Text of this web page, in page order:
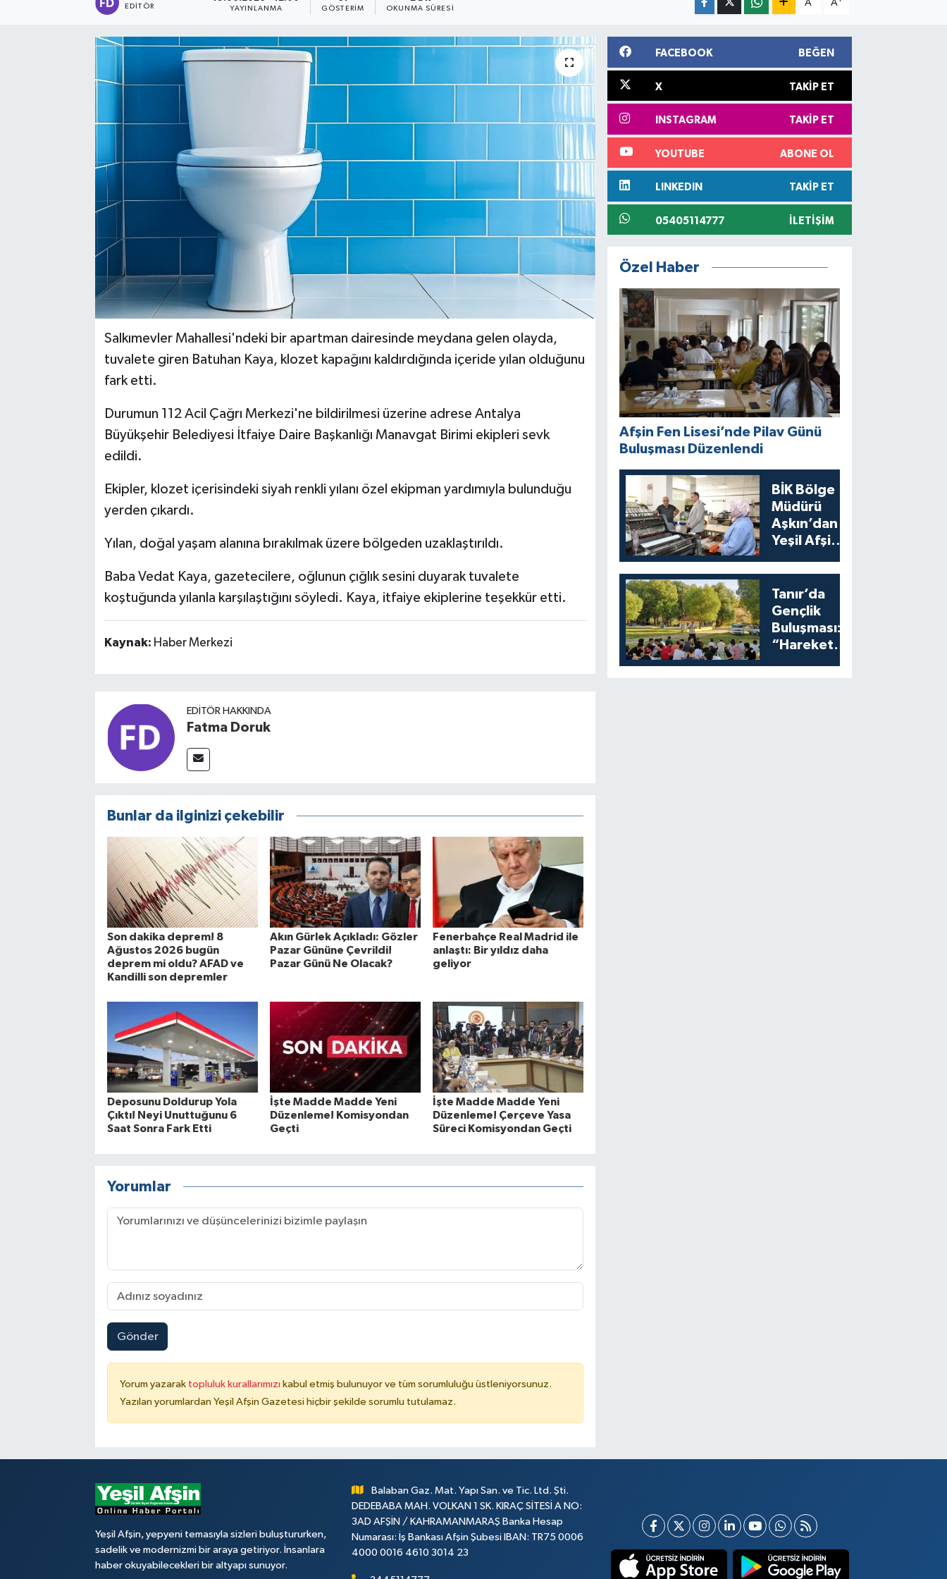
EDITÖR YAYINLANMA GÖSTERIM OKUNMA SÜRESI
A A
Salkımevler Mahallesi'ndeki bir apartman dairesinde meydana gelen olayda,
tuvalete giren Batuhan Kaya, klozet kapağını kaldırdığında içeride yılan olduğunu
fark etti.
Durumun 112 Acil Çağrı Merkezi'ne bildirilmesi üzerine adrese Antalya
Büyükşehir Belediyesi İtfaiye Daire Başkanlığı Manavgat Birimi ekipleri sevk
edildi.
Ekipler, klozet içerisindeki siyah renkli yılanı özel ekipman yardımıyla bulunduğu
yerden çıkardı.
Yılan, doğal yaşam alanına bırakılmak üzere bölgeden uzaklaştırıldı.
Baba Vedat Kaya, gazetecilere, oğlunun çığlık sesini duyarak tuvalete
koştuğunda yılanla karşılaştığını söyledi. Kaya, itfaiye ekiplerine teşekkür etti.
Kaynak: Haber Merkezi
EDITÖR HAKKINDA
Fatma Doruk
Bunlar da ilginizi çekebilir
Son dakika deprem! 8
Ağustos 2026 bugün
deprem mi oldu? AFAD ve
Kandilli son depremler
Akın Gürlek Açıkladı: Gözler
Pazar Gününe Çevrildi!
Pazar Günü Ne Olacak?
Fenerbahçe Real Madrid ile
anlaştı: Bir yıldız daha
geliyor
Deposunu Doldurup Yola
Çıktı! Neyi Unuttuğunu 6
Saat Sonra Fark Etti
İşte Madde Madde Yeni
Düzenleme! Komisyondan
Geçti
İşte Madde Madde Yeni
Düzenleme! Çerçeve Yasa
Süreci Komisyondan Geçti
Yorumlar
Gönder
Yorum yazarak topluluk kurallarımızı kabul etmiş bulunuyor ve tüm sorumluluğu üstleniyorsunuz.
Yazılan yorumlardan Yeşil Afşin Gazetesi hiçbir şekilde sorumlu tutulamaz.
FACEBOOK BEĞEN
X TAKIP ET
INSTAGRAM TAKIP ET
YOUTUBE ABONE OL
LINKEDIN TAKIP ET
05405114777 İLETIŞIM
Özel Haber
Afşin Fen Lisesi’nde Pilav Günü
Buluşması Düzenlendi
BİK Bölge
Müdürü
Aşkın’dan
Yeşil Afşin
Ziyaret
Tanır’da
Gençlik
Buluşması:
“Harekete
Yeşil Afşin, yepyeni temasıyla sizleri buluştururken,
sadelik ve modernizmi bir araya getiriyor. İnsanlara
haber okuyabilecekleri bir altyapı sunuyor.
Balaban Gaz. Mat. Yapı San. ve Tic. Ltd. Şti.
DEDEBABA MAH. VOLKAN 1 SK. KIRAÇ SİTESİ A NO:
3AD AFŞİN / KAHRAMANMARAŞ Banka Hesap
Numarası: İş Bankası Afşin Şubesi IBAN: TR75 0006
4000 0016 4610 3014 23